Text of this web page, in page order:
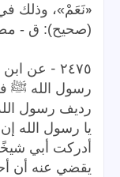
«نَعَمْ»، وذلك
(صحيح): ق - مضى ١١٧
٢٤٧٥ - عن ابن
رسول الله ﷺ
رديف رسول
يا رسول الله
أدركت أبي
يقضي عنه أن